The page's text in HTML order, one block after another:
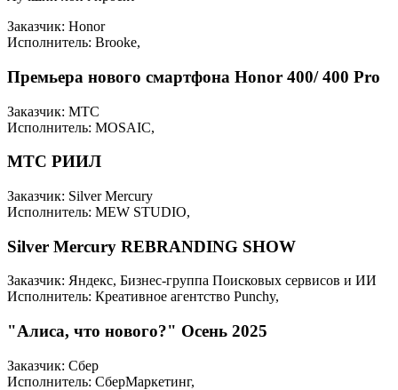
Заказчик: Honor
Исполнитель: Brooke,
Премьера нового смартфона Honor 400/ 400 Pro
Заказчик: МТС
Исполнитель: MOSAIC,
МТС РИИЛ
Заказчик: Silver Mercury
Исполнитель: MEW STUDIO,
Silver Mercury REBRANDING SHOW
Заказчик: Яндекс, Бизнес-группа Поисковых сервисов и ИИ
Исполнитель: Креативное агентство Punchy,
"Алиса, что нового?" Осень 2025
Заказчик: Сбер
Исполнитель: СберМаркетинг,